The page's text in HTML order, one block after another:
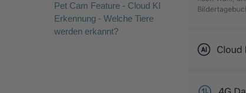
Pet Cam Feature - Cloud KI
Erkennung - Welche Tiere
werden erkannt?